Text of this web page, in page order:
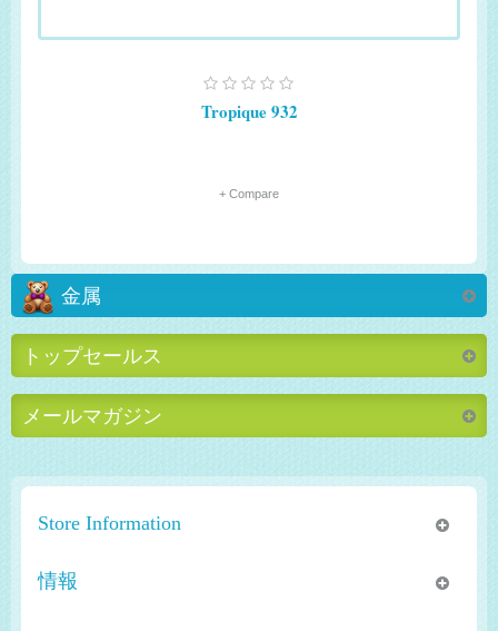
Tropique 932
+ Compare
金属
トップセールス
メールマガジン
Store Information
情報